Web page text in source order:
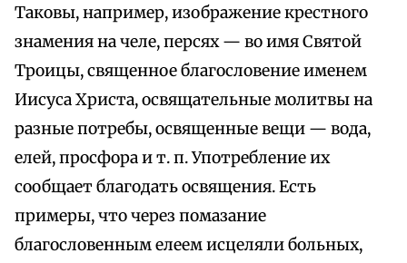
Таковы, например, изображение крестного
знамения на челе, персях — во имя Святой
Троицы, священное благословение именем
Иисуса Христа, освящательные молитвы на
разные потребы, освященные вещи — вода,
елей, просфора и т. п. Употребление их
сообщает благодать освящения. Есть
примеры, что через помазание
благословенным елеем исцеляли больных,